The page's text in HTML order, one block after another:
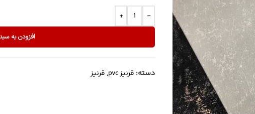
-
+
افزودن به
دسته: قرنیز pvc ,قرنیز